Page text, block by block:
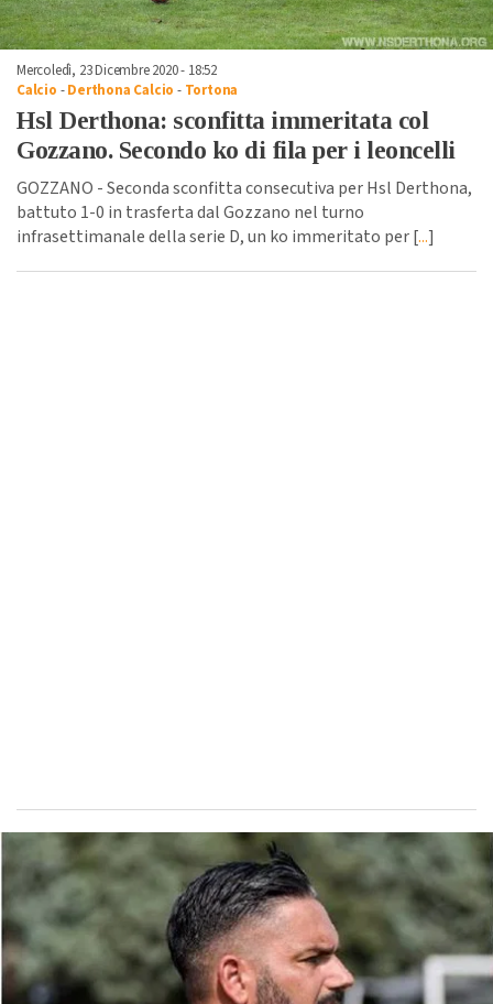
Mercoledì, 23 Dicembre 2020 - 18:52
Calcio -Derthona Calcio - Tortona
Hsl Derthona: sconfitta immeritata col
Gozzano. Secondo ko di fila per i leoncelli
GOZZANO - Seconda sconfitta consecutiva per Hsl Derthona,
battuto 1-0 in trasferta dal Gozzano nel turno
infrasettimanale della serie D, un ko immeritato per [...]